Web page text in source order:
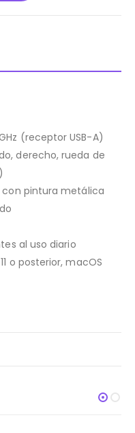
(receptor USB-A)
derecho, rueda de
con pintura metálica
al uso diario
o posterior, macOS